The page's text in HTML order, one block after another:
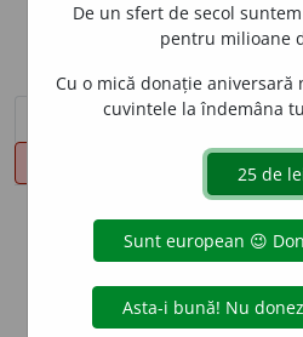
sinteza definițiilor (1)
info
Aceste definiții
echipa
originale se află
Puteți reordona
De un sfert de secol
pentru milioane
Cu o mică donație aniversară
cuvintele la îndemâna